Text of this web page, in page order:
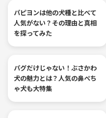
パピヨンは他の犬種と比べて
人気がない？その理由と真相
を探ってみた
パグだけじゃない！ぶさかわ
犬の魅力とは？人気の鼻ぺち
ゃ犬も大特集